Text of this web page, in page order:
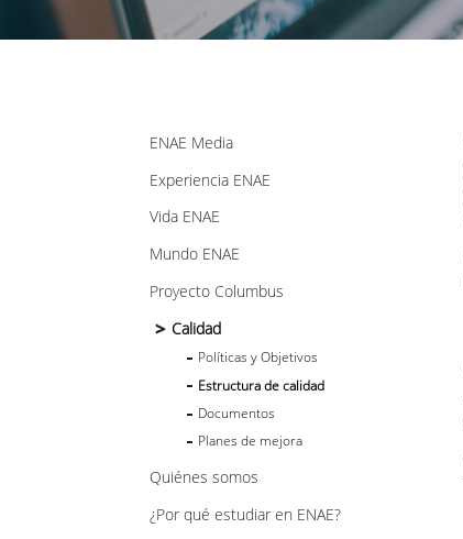
ENAE Media
Experiencia ENAE
Vida ENAE
Mundo ENAE
Proyecto Columbus
Calidad
Políticas y Objetivos
Estructura de calidad
Documentos
Planes de mejora
Quiénes somos
¿Por qué estudiar en ENAE?